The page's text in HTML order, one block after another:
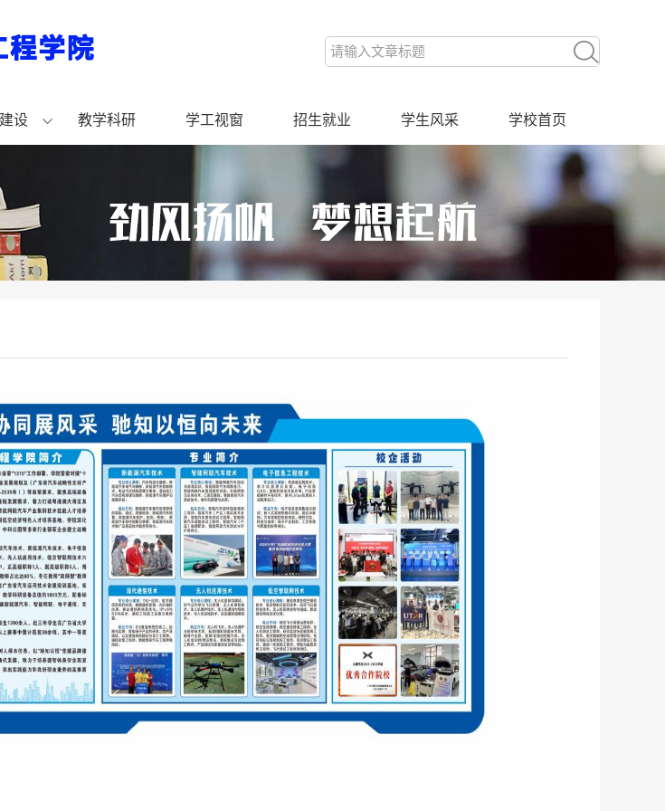
设 教学科研 学工视窗 招生就业 学生风采 学校首页